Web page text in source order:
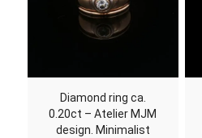
Diamond ring ca.
0.20ct – Atelier MJM
design. Minimalist